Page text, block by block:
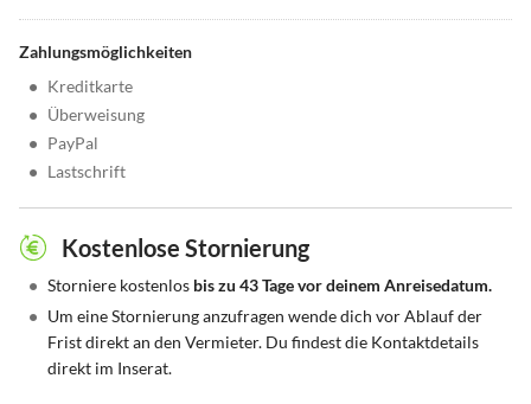
Zahlungsmöglichkeiten
• Kreditkarte
• Überweisung
• PayPal
• Lastschrift
Kostenlose Stornierung
• Storniere kostenlos bis zu 43 Tage vor deinem Anreisedatum.
• Um eine Stornierung anzufragen wende dich vor Ablauf der
Frist direkt an den Vermieter. Du findest die Kontaktdetails
direkt im Inserat.